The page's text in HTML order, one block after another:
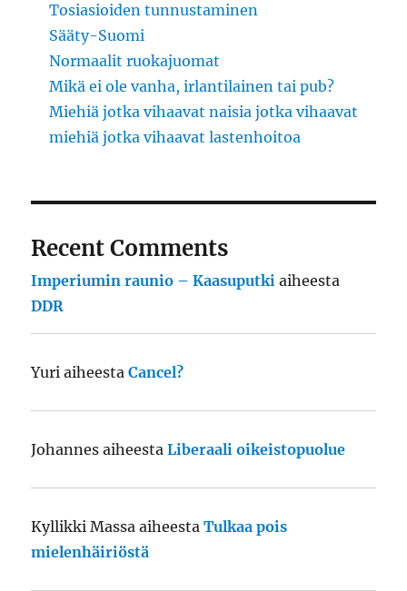
Tosiasioiden tunnustaminen
Sääty-Suomi
Normaalit ruokajuomat
Mikä ei ole vanha, irlantilainen tai pub?
Miehiä jotka vihaavat naisia jotka vihaavat
miehiä jotka vihaavat lastenhoitoa
Recent Comments
Imperiumin raunio – Kaasuputki aiheesta
DDR
Yuri aiheestaCancel?
Johannes aiheestaLiberaali oikeistopuolue
Kyllikki Massa aiheestaTulkaa pois
mielenhäiriöstä